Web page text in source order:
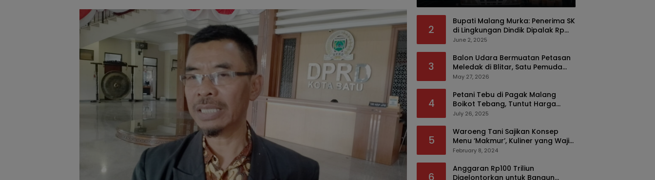
2
Bupati Malang Murka: Penerima SK
di Lingkungan Dindik Dipalak Rp
150 Ribu Pakai Modus Tumpengan,
June 2, 2025
3
Balon Udara Bermuatan Petasan
Meledak di Blitar, Satu Pemuda
Tewas dan Dua Anak Luka Serius
May 27, 2026
4
Petani Tebu di Pagak Malang
Boikot Tebang, Tuntut Harga
yang Layak
July 26, 2025
5
Waroeng Tani Sajikan Konsep
Menu ‘Makmur’, Kuliner yang Wajib
Dikunjungi di Malang
February 8, 2024
6
Anggaran Rp100 Triliun
Digelontorkan untuk Bangun